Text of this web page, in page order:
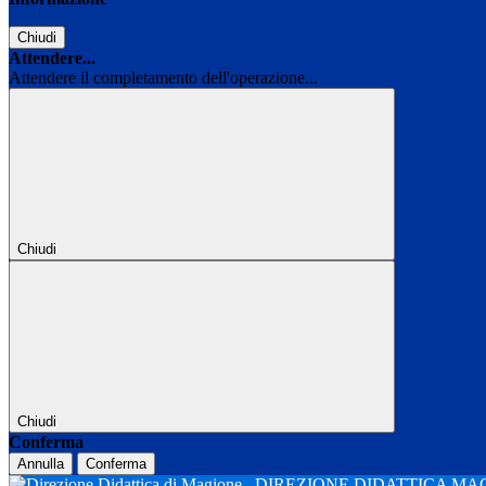
Chiudi
Attendere...
Attendere il completamento dell'operazione...
Chiudi
Chiudi
Conferma
Annulla Conferma